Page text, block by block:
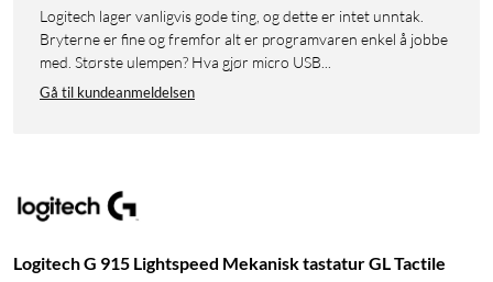
Logitech lager vanligvis gode ting, og dette er intet unntak.
Bryterne er fine og fremfor alt er programvaren enkel å jobbe
med. Største ulempen? Hva gjør micro USB...
Gå til kundeanmeldelsen
Logitech G 915 Lightspeed Mekanisk tastatur GL Tactile